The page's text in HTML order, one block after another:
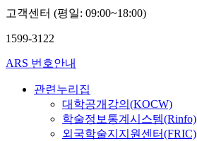
고객센터 (평일: 09:00~18:00)
1599-3122
ARS 번호안내
관련누리집
대학공개강의(KOCW)
학술정보통계시스템(Rinfo)
외국학술지지원센터(FRIC)